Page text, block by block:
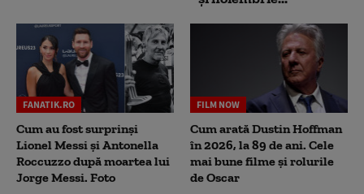
FANATIK.RO
Cum au fost surprinși
Lionel Messi și Antonella
Roccuzzo după moartea lui
Jorge Messi. Foto
FILM NOW
Cum arată Dustin Hoffman
în 2026, la 89 de ani. Cele
mai bune filme și rolurile
de Oscar